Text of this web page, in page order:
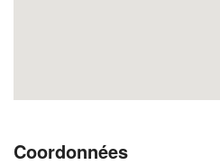
Coordonnées